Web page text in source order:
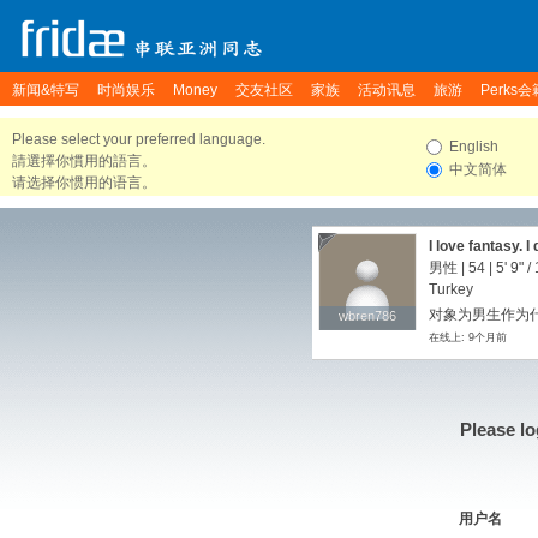
新闻&特写 时尚娱乐 Money 交友社区 家族 活动讯息 旅游 Perks会
Please select your preferred language.
請選擇你慣用的語言。
请选择你惯用的语言。
English
中文简体
wbren786
wbren786
I love fantasy.
you want to
男性 | 54 | 5' 9" /
Turkey
对象为男生作为
在线上: 9个月前
Please
用户名